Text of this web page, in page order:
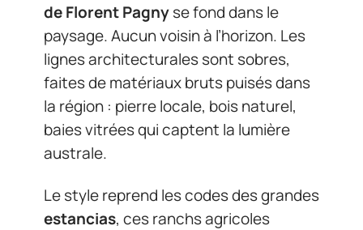
de Florent Pagnyse fond dans le
paysage. Aucun voisin à l’horizon. Les
lignes architecturales sont sobres,
faites de matériaux bruts puisés dans
la région : pierre locale, bois naturel,
baies vitrées qui captent la lumière
australe.
Le style reprend les codes des grandes
estancias, ces ranchs agricoles